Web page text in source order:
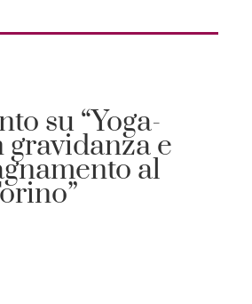
su “Yoga-
gravidanza e
al